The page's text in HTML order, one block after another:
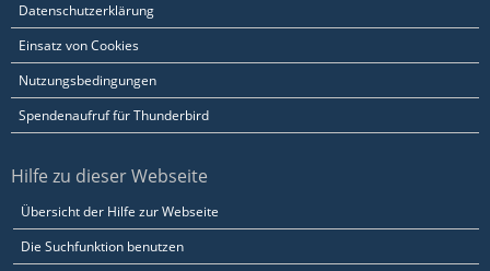
Datenschutzerklärung
Einsatz von Cookies
Nutzungsbedingungen
Spendenaufruf für Thunderbird
Hilfe zu dieser Webseite
Übersicht der Hilfe zur Webseite
Die Suchfunktion benutzen